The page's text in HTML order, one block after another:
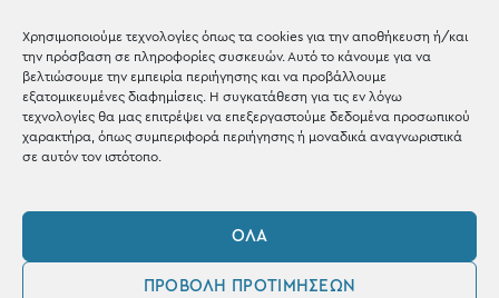
Χρησιμοποιούμε τεχνολογίες όπως τα cookies για την αποθήκευση ή/και
την πρόσβαση σε πληροφορίες συσκευών. Αυτό το κάνουμε για να
βελτιώσουμε την εμπειρία περιήγησης και να προβάλλουμε
εξατομικευμένες διαφημίσεις. Η συγκατάθεση για τις εν λόγω
τεχνολογίες θα μας επιτρέψει να επεξεργαστούμε δεδομένα προσωπικού
χαρακτήρα, όπως συμπεριφορά περιήγησης ή μοναδικά αναγνωριστικά
σε αυτόν τον ιστότοπο.
ΌΛΑ
ΠΡΟΒΟΛΉ ΠΡΟΤΙΜΉΣΕΩΝ
OUR RECIPE
Μέχρι 30€